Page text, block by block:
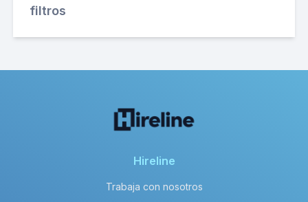
filtros
Hireline
Trabaja con nosotros